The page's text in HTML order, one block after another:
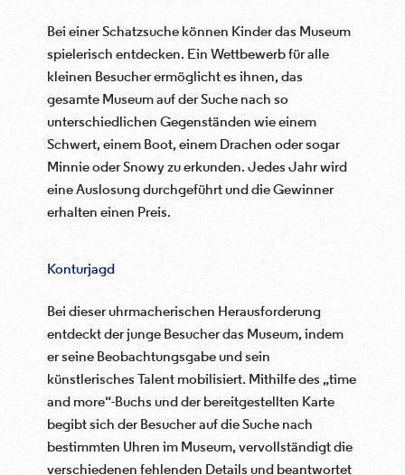
Bei einer Schatzsuche können Kinder das Museum
spielerisch entdecken. Ein Wettbewerb für alle
kleinen Besucher ermöglicht es ihnen, das
gesamte Museum auf der Suche nach so
unterschiedlichen Gegenständen wie einem
Schwert, einem Boot, einem Drachen oder sogar
Minnie oder Snowy zu erkunden. Jedes Jahr wird
eine Auslosung durchgeführt und die Gewinner
erhalten einen Preis.
Konturjagd
Bei dieser uhrmacherischen Herausforderung
entdeckt der junge Besucher das Museum, indem
er seine Beobachtungsgabe und sein
künstlerisches Talent mobilisiert. Mithilfe des „time
and more“-Buchs und der bereitgestellten Karte
begibt sich der Besucher auf die Suche nach
bestimmten Uhren im Museum, vervollständigt die
verschiedenen fehlenden Details und beantwortet